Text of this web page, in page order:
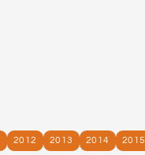
2012 2013 2014 2015